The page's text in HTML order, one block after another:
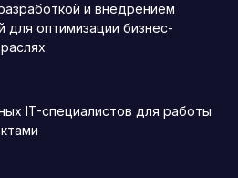
и внедрением
для оптимизации бизнес-
IT-специалистов для работы